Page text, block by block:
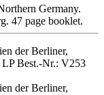
Germany.
47 page booklet.